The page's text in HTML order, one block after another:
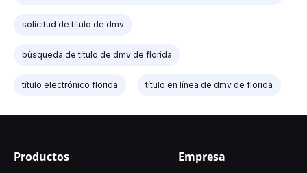
solicitud de título de dmv
búsqueda de título de dmv de florida
título electrónico florida título en línea de dmv de florida
Productos Empresa